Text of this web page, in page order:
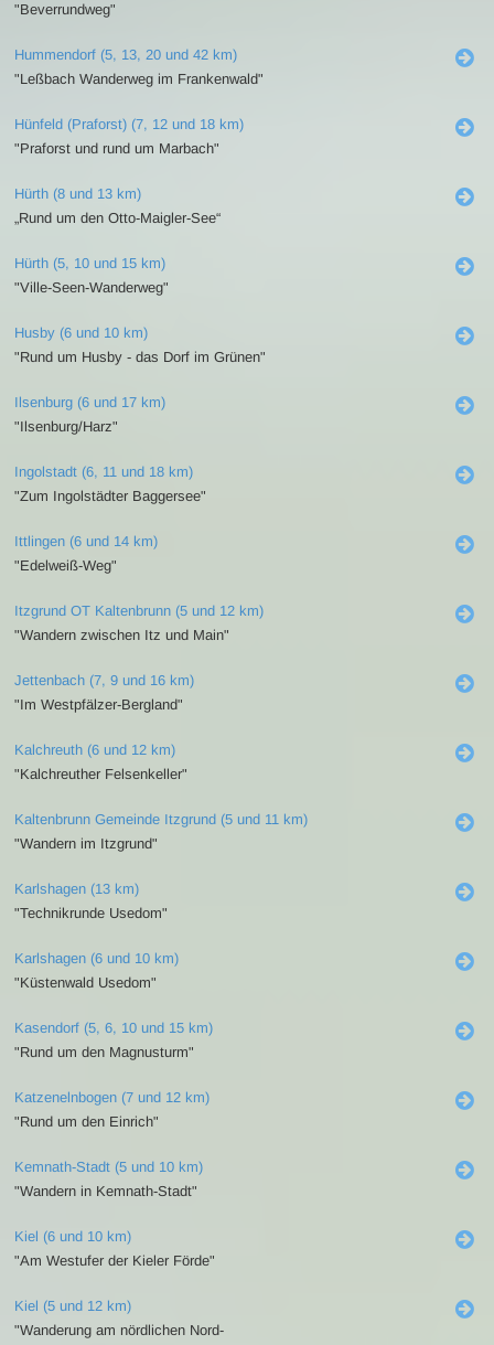
"Beverrundweg"
Hummendorf (5, 13, 20 und 42 km)
"Leßbach Wanderweg im Frankenwald"
Hünfeld (Praforst) (7, 12 und 18 km)
"Praforst und rund um Marbach"
Hürth (8 und 13 km)
„Rund um den Otto-Maigler-See“
Hürth (5, 10 und 15 km)
"Ville-Seen-Wanderweg"
Husby (6 und 10 km)
"Rund um Husby - das Dorf im Grünen"
Ilsenburg (6 und 17 km)
"Ilsenburg/Harz"
Ingolstadt (6, 11 und 18 km)
"Zum Ingolstädter Baggersee"
Ittlingen (6 und 14 km)
"Edelweiß-Weg"
Itzgrund OT Kaltenbrunn (5 und 12 km)
"Wandern zwischen Itz und Main"
Jettenbach (7, 9 und 16 km)
"Im Westpfälzer-Bergland"
Kalchreuth (6 und 12 km)
"Kalchreuther Felsenkeller"
Kaltenbrunn Gemeinde Itzgrund (5 und 11 km)
"Wandern im Itzgrund"
Karlshagen (13 km)
"Technikrunde Usedom"
Karlshagen (6 und 10 km)
"Küstenwald Usedom"
Kasendorf (5, 6, 10 und 15 km)
"Rund um den Magnusturm"
Katzenelnbogen (7 und 12 km)
"Rund um den Einrich"
Kemnath-Stadt (5 und 10 km)
"Wandern in Kemnath-Stadt"
Kiel (6 und 10 km)
"Am Westufer der Kieler Förde"
Kiel (5 und 12 km)
"Wanderung am nördlichen Nord-